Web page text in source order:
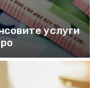
услуги